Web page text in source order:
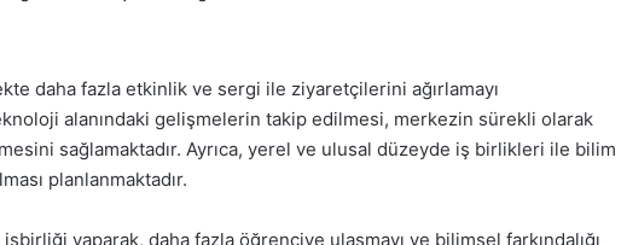
daha fazla etkinlik ve sergi ile ziyaretçilerini ağırlamayı
alanındaki gelişmelerin takip edilmesi, merkezin sürekli olarak
sağlamaktadır. Ayrıca, yerel ve ulusal düzeyde iş birlikleri ile bilim
planlanmaktadır.
yaparak, daha fazla öğrenciye ulaşmayı ve bilimsel farkındalığı